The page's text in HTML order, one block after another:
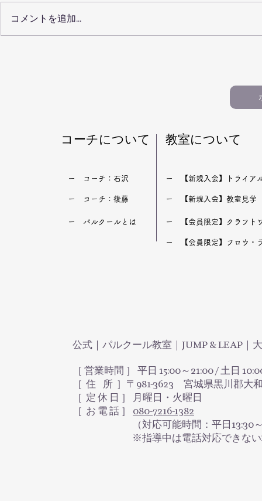
生・習い
コメントを追加…
​コーチについて ​教室について
​ー コーチ：石沢 ー 【新規入会】トライア
​ー コーチ：後藤 ​ー 【新規入会】教室見学
​ー パルクールとは ー 【会員限定】クラフト
ー 【会員限定】フロウ・
公式｜パルクール教室｜JUMP & LEAP｜
［ 営業時間 ］ 平日 15:00～21:00 / 土日
［ 住 所 ］〒981-3623 宮城県黒川郡大
​［ 定 休 日 ］ 月曜日・火曜日
［ お 電 話 ］ 080-7216-1382
（対応可能時間：平日13:30～
※指導中は電話対応できない場合